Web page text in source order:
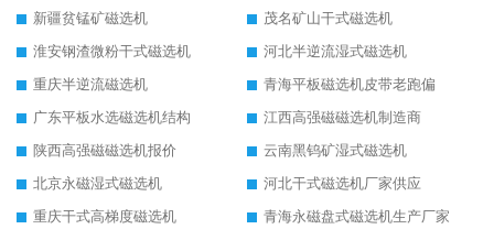
新疆贫锰矿磁选机
茂名矿山干式磁选机
淮安钢渣微粉干式磁选机
河北半逆流湿式磁选机
重庆半逆流磁选机
青海平板磁选机皮带老跑偏
广东平板水选磁选机结构
江西高强磁磁选机制造商
陕西高强磁磁选机报价
云南黑钨矿湿式磁选机
北京永磁湿式磁选机
河北干式磁选机厂家供应
重庆干式高梯度磁选机
青海永磁盘式磁选机生产厂家